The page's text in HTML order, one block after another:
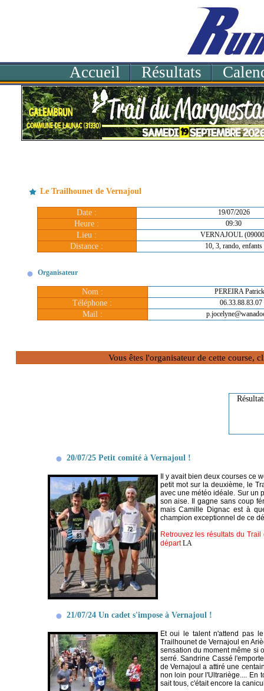
Accueil Résultats
Le Trailhounet de Vernajoul
Date : 19/07/2026
Heure : 09:30
Lieu : VERNAJOUL
Distance : 10, 3, rando, enfants
Organisateur
Nom : PEREIRA Patrick
Téléphone : 06.33.88.83.07
Mail :
Vous êtes l'organisateur de cette course,
20/07/25 Petit comité à Vernajoul !
Il y avait bien deux courses ce
petit mot sur la deuxième, le
avec une météo idéale. Sur un
son aise. Il gagne sans coup
mais Camille Dignac est à
champion exceptionnel de ce
Retrouvez les résultats du
départLA
21/07/24 Un cadet s'impose à Vernajoul !
Et oui le talent n'attend pas
Trailhounet de Vernajoul en
sensation du moment même si
serré. Sandrine Cassé
de Vernajoul a attiré une
non loin pour l'Ultrariège.... En
sait tous, c'était encore la